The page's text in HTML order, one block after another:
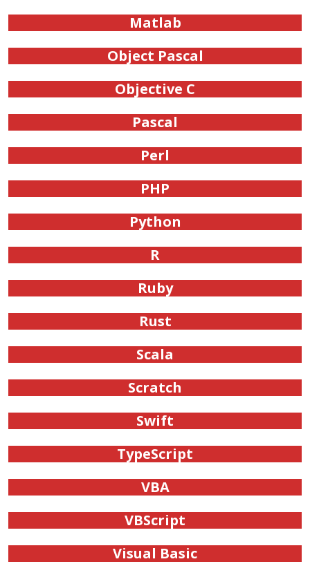
Matlab
Object Pascal
Objective C
Pascal
Perl
PHP
Python
R
Ruby
Rust
Scala
Scratch
Swift
TypeScript
VBA
VBScript
Visual Basic